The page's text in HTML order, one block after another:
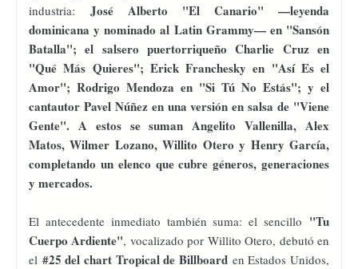
industria: José Alberto "El Canario" —leyenda
dominicana y nominado al Latin Grammy— en "Sansón
Batalla"; el salsero puertorriqueño Charlie Cruz en
"Qué Más Quieres"; Erick Franchesky en "Así Es el
Amor"; Rodrigo Mendoza en "Si Tú No Estás"; y el
cantautor Pavel Núñez en una versión en salsa de "Viene
Gente". A estos se suman Angelito Vallenilla, Alex
Matos, Wilmer Lozano, Willito Otero y Henry García,
completando un elenco que cubre géneros, generaciones
y mercados.
El antecedente inmediato también suma: el sencillo "Tu
Cuerpo Ardiente", vocalizado por Willito Otero, debutó en
el #25 del chart Tropical de Billboard en Estados Unidos,